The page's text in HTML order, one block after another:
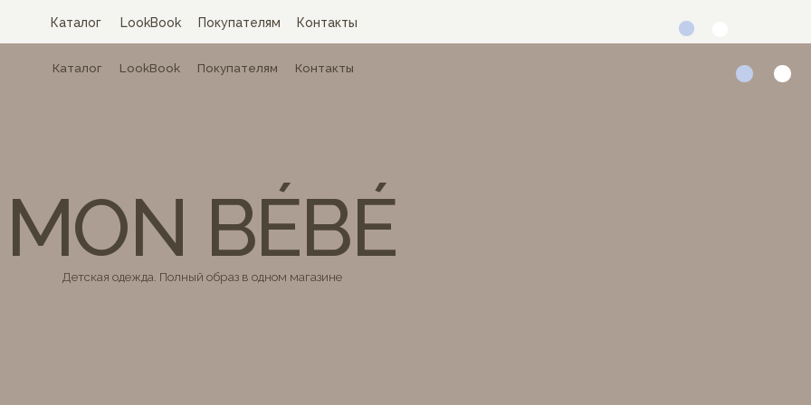
Контакты
Покупателям
LookBook
Каталог
Детская одежда. Полный образ в одном магазине
MON BÉBÉ
Покупателям